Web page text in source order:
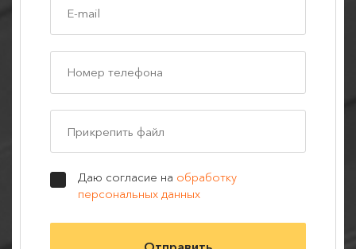
Прикрепить файл
Даю согласие на обработку
персональных данных